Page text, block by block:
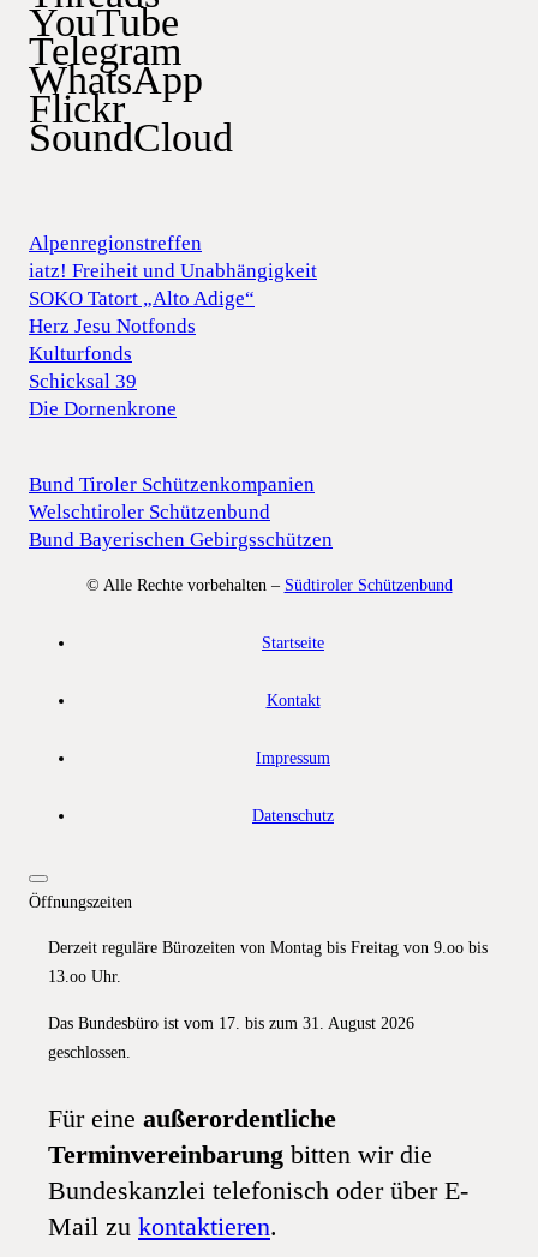
YouTube
Telegram
WhatsApp
Flickr
SoundCloud
Alpenregionstreffen
iatz! Freiheit und Unabhängigkeit
SOKO Tatort „Alto Adige“
Herz Jesu Notfonds
Kulturfonds
Schicksal 39
Die Dornenkrone
Bund Tiroler Schützenkompanien
Welschtiroler Schützenbund
Bund Bayerischen Gebirgsschützen
© Alle Rechte vorbehalten – Südtiroler Schützenbund
Startseite
Kontakt
Impressum
Datenschutz
Öffnungszeiten
Derzeit reguläre Bürozeiten von Montag bis Freitag von 9.oo bis
13.oo Uhr.
Das Bundesbüro ist vom 17. bis zum 31. August 2026
geschlossen.
Für eine außerordentliche
Terminvereinbarung bitten wir die
Bundeskanzlei telefonisch oder über E-
Mail zu kontaktieren.